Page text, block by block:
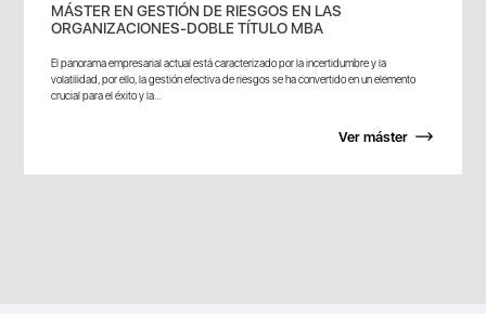
MÁSTER EN GESTIÓN DE RIESGOS EN LAS
ORGANIZACIONES-DOBLE TÍTULO MBA
El panorama empresarial actual está caracterizado por la incertidumbre y la
volatilidad, por ello, la gestión efectiva de riesgos se ha convertido en un elemento
crucial para el éxito y la...
Ver máster